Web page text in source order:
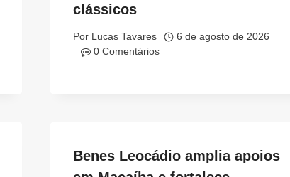
clássicos
Por Lucas Tavares
6 de agosto de 2026
0 Comentários
Benes Leocádio amplia apoios